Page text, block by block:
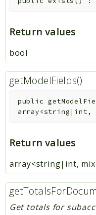
Return values
bool
getModelFields()
public
array<string|int,
Return values
array<string|int,
Get totals for